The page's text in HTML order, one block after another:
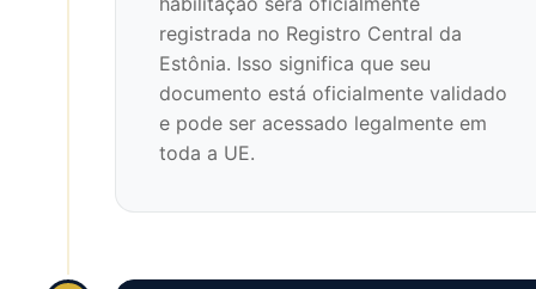
registrada no Registro Central da
Estônia. Isso significa que seu
documento está oficialmente validado
e pode ser acessado legalmente em
toda a UE.